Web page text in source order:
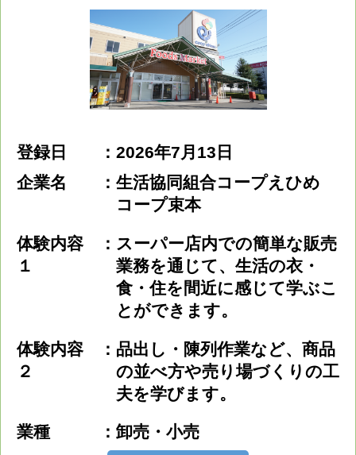
登録日
2026年7月13日
企業名
生活協同組合コープえひめ
コープ束本
体験内容
１
スーパー店内での簡単な販売
業務を通じて、生活の衣・
食・住を間近に感じて学ぶこ
とができます。
体験内容
２
品出し・陳列作業など、商品
の並べ方や売り場づくりの工
夫を学びます。
業種 卸売・小売